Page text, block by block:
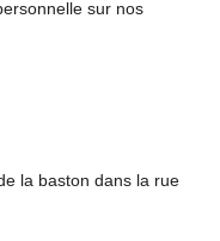
sur nos
la baston dans la rue